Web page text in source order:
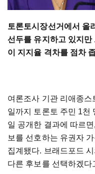
토론토시장선거에서 올
선두를 유지하고 있지만
이 지지율 격차를 점차
여론조사 기관 리애종
일까지 토론토 주민 1천
일 공개한 결과에 따르
보를 선호하는 유권자
집계됐다. 브래드포드
다른 후보를 선택하겠다